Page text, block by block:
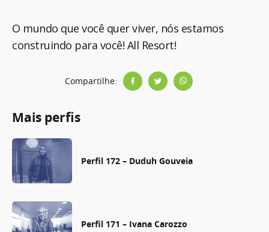
O mundo que você quer viver, nós estamos
construindo para você! All Resort!
Compartilhe:
Mais perfis
Perfil 172 – Duduh Gouveia
Perfil 171 – Ivana Carozzo